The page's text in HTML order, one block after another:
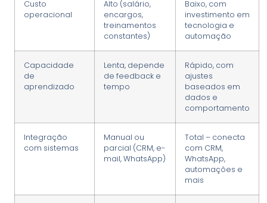
Custo
operacional
Alto (salário,
encargos,
treinamentos
constantes)
Baixo, com
investimento em
tecnologia e
automação
Capacidade
de
aprendizado
Lenta, depende
de feedback e
tempo
Rápido, com
ajustes
baseados em
dados e
comportamento
Integração
com sistemas
Manual ou
parcial (CRM, e-
mail, WhatsApp)
Total – conecta
com CRM,
WhatsApp,
automações e
mais